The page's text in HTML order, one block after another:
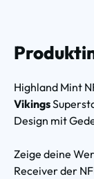
Highland Mint
Vikings
Design mit
Zeige deine
Receiver der